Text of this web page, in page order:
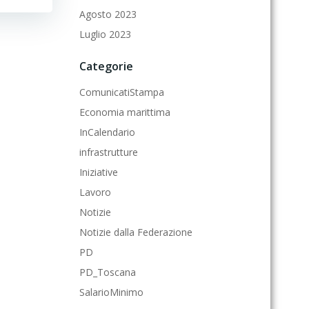
Agosto 2023
Luglio 2023
Categorie
ComunicatiStampa
Economia marittima
InCalendario
infrastrutture
Iniziative
Lavoro
Notizie
Notizie dalla Federazione
PD
PD_Toscana
SalarioMinimo